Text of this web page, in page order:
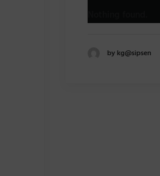
by kg@sipsen